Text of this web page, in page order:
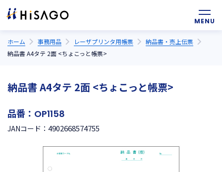
ホーム 事務用品 レーザプリンタ用帳票
納品書・売上伝票
納品書 A4タテ 2面 <ちょこっと帳票>
納品書 A4タテ 2面 <ちょこっと帳票>
品番： OP1158
JANコード： 4902668574755